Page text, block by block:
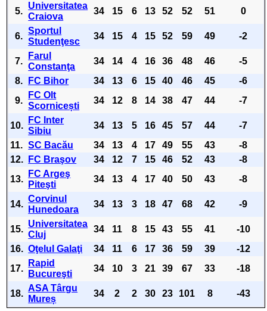
5.
Universitatea
Craiova
34 15 6 13 52 52 51 0
6.
Sportul
Studenţesc
34 15 4 15 52 59 49 -2
7.
Farul
Constanţa
34 14 4 16 36 48 46
-5
8.
FC Bihor 34 13 6 15 40 46 45
-6
9.
FC Olt
Scornicești
34 12 8 14 38 47 44 -7
10.
FC Inter
Sibiu
34 13 5 16 45 57 44
-7
11. SC Bacău 34 13 4 17 49 55 43
-8
12.
FC Braşov 34 12 7 15 46 52 43
-8
13.
FC Argeş
Piteşti
34 13 4 17 40 50 43 -8
14.
Corvinul
Hunedoara
34 13 3 18 47 68 42 -9
15.
Universitatea
Cluj
34 11 8 15 43 55 41
-10
16. Oţelul Galaţi 34 11 6 17 36 59 39
-12
17.
Rapid
Bucureşti
34 10 3 21 39 67 33 -18
18.
ASA Târgu
Mureș
34 2 2 30 23 101 8 -43